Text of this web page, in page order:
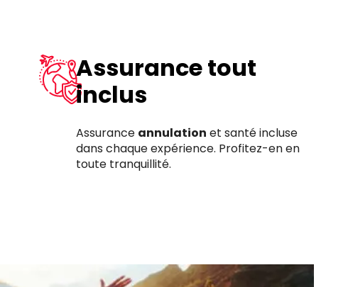
Assurance tout
inclus
Assurance annulation et santé incluse
dans chaque expérience. Profitez-en en
toute tranquillité.